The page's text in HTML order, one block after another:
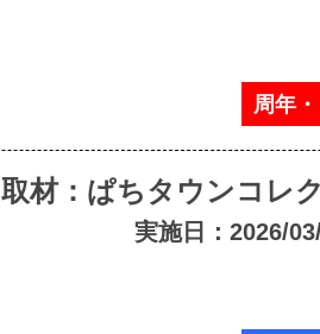
周年
取材：ぱちタウンコレ
実施日：2026/